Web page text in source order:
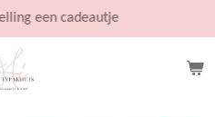
een cadeautje